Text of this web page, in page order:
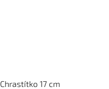
Chrastítko 17 cm